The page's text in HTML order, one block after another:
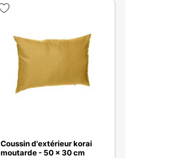
Coussin d'extérieur korai
moutarde - 50 x 30 cm